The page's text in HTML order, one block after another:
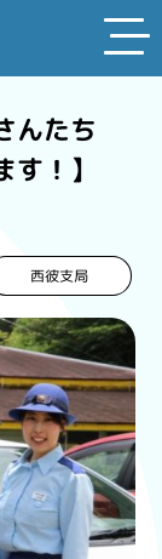
んたち
！】
西彼支局